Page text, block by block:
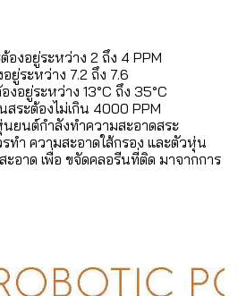
องอยู่ระหว่าง 2 ถึง 4 PPM
ยู่ระหว่าง 7.2 ถึง 7.6
อยู่ระหว่าง 13°C ถึง 35°C
สระต้องไม่เกิน 4000 PPM
ยนต์กำลังทำความสะอาดสระ
ทำ ความสะอาดใส้กรอง และตัวหุ่น
อาด เพื่อ ขจัดคลอรีนที่ติด มาจากการ